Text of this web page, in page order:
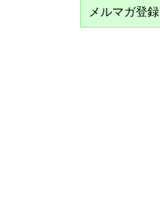
メルマガ登録